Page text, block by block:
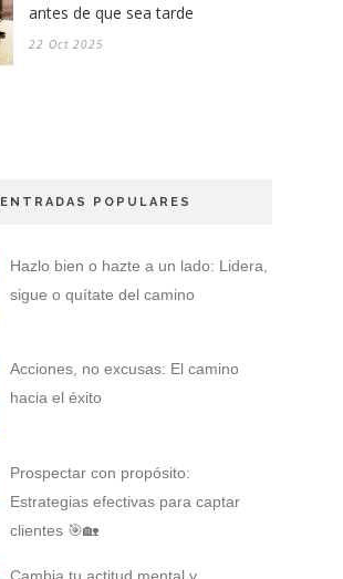
antes de que sea tarde
22 Oct 2025
ENTRADAS POPULARES
Hazlo bien o hazte a un lado: Lidera,
sigue o quítate del camino
Acciones, no excusas: El camino
hacia el éxito
Prospectar con propósito:
Estrategias efectivas para captar
clientes 🎯🏡